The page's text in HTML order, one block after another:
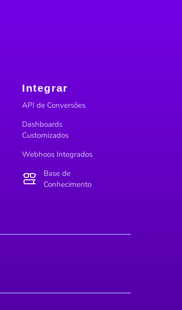
Integrar
API de Conversões
Dashboards
Customizados
Webhoos Integrados
Base de
Conhecimento